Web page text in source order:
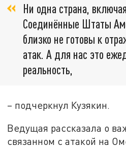
Ни одна страна,
Соединённые Штаты
близко не готовы к
атак. А для нас это
реальность,
– подчеркнул Кузякин.
Ведущая рассказала о
связанном с атакой на